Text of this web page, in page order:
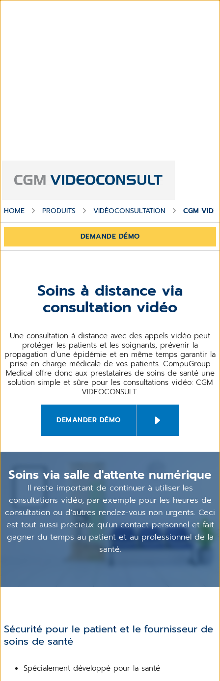
HOME PRODUITS VIDÉOCONSULTATION CGM
DEMANDE DÉMO
Soins à distance via
consultation vidéo
Une consultation à distance avec des appels vidéo peut
protéger les patients et les soignants, prévenir la
propagation d'une épidémie et en même temps garantir la
prise en charge médicale de vos patients. CompuGroup
Medical offre donc aux prestataires de soins de santé une
solution simple et sûre pour les consultations vidéo: CGM
VIDEOCONSULT.
DEMANDER DÉMO
Soins via salle d'attente numérique
Il reste important de continuer à utiliser les
consultations vidéo, par exemple pour les heures de
consultation ou d'autres rendez-vous non urgents. Ceci
est tout aussi précieux qu'un contact personnel et fait
gagner du temps au patient et au professionnel de la
santé.
Sécurité pour le patient et le fournisseur de
soins de santé
Spécialement développé pour la santé